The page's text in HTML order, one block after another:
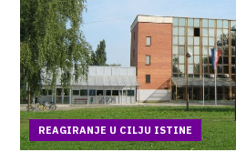
REAGIRANJE U CILJU ISTINE